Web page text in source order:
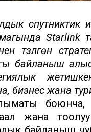
спутниктик
түзүлгөн
байланыш
жана
боюнча,
жана